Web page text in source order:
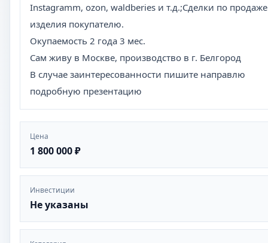
Instagramm, ozon, waldberies и т.д.;Сделки по
изделия покупателю.
Окупаемость 2 года 3 мес.
Сам живу в Москве, производство в г. Белгород
В случае заинтересованности пишите направлю
подробную презентацию
Цена
1 800 000 ₽
Инвестиции
Не указаны